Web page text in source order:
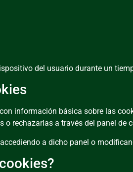
del usuario durante un
información básica sobre las
rechazarlas a través del panel de
a dicho panel o